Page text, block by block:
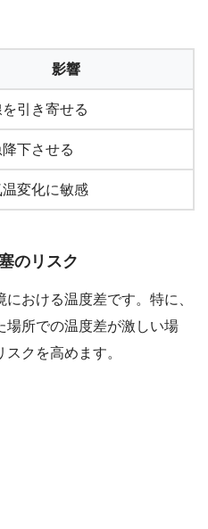
影響
引き寄せる
下させる
変化に敏感
のリスク
おける温度差です。特に、
場所での温度差が激しい場
クを高めます。